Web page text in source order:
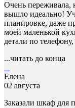
Очень переживала,
вышло идеально!
планировке, даже
моей маленькой
детали по
...читать до конца
Елена
02 августа
Заказали шкаф для